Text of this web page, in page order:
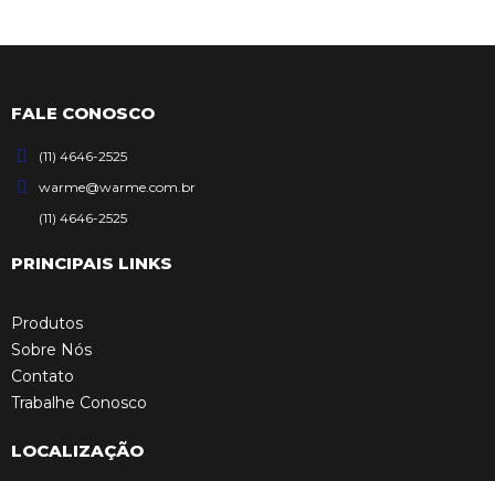
FALE CONOSCO
(11) 4646-2525
warme@warme.com.br
(11) 4646-2525
PRINCIPAIS LINKS
Produtos
Sobre Nós
Contato
Trabalhe Conosco
LOCALIZAÇÃO